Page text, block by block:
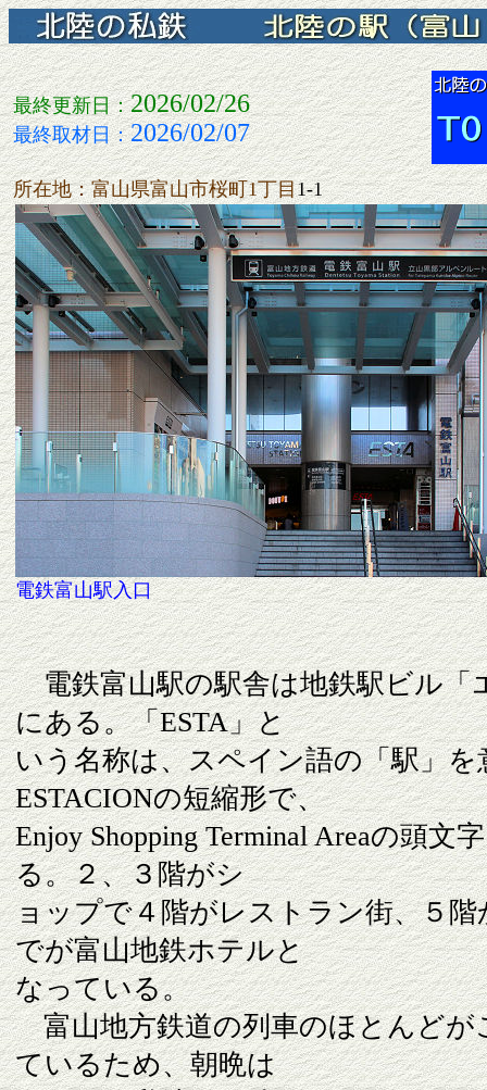
最終更新日：2026/02/26
最終取材日：2026/02/07
所在地：富山県富山市桜町1丁目1-1
電鉄富山駅入口
電鉄富山駅の駅舎は地鉄駅ビル「
にある。「ESTA」と
いう名称は、スペイン語の「駅」を
ESTACIONの短縮形で、
Enjoy Shopping Terminal Areaの頭文
る。２、３階がシ
ョップで４階がレストラン街、５階
でが富山地鉄ホテルと
なっている。
富山地方鉄道の列車のほとんどが
ているため、朝晩は